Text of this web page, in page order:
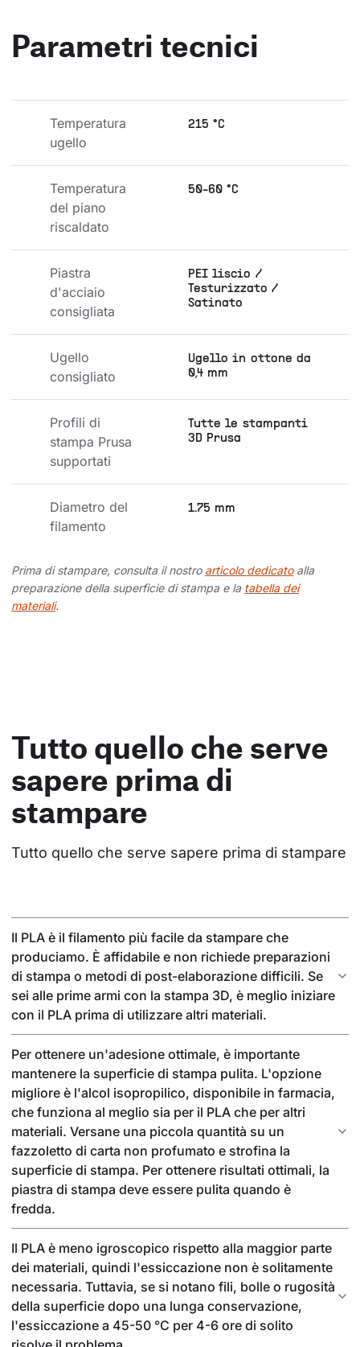
Parametri tecnici
Temperatura
ugello
215 °C
Temperatura
del piano
riscaldato
50-60 °C
Piastra
d'acciaio
consigliata
PEI liscio /
Testurizzato /
Satinato
Ugello
consigliato
Ugello in ottone da
0,4 mm
Profili di
stampa Prusa
supportati
Tutte le stampanti
3D Prusa
Diametro del
filamento
1.75 mm
Prima di stampare, consulta il nostro articolo dedicatoalla
preparazione della superficie di stampa e la tabella dei
materiali.
Tutto quello che serve
sapere prima di
stampare
Tutto quello che serve sapere prima di stampare
Il PLA è il filamento più facile da stampare che
produciamo. È affidabile e non richiede preparazioni
di stampa o metodi di post-elaborazione difficili. Se
sei alle prime armi con la stampa 3D, è meglio iniziare
con il PLA prima di utilizzare altri materiali.
Per ottenere un'adesione ottimale, è importante
mantenere la superficie di stampa pulita. L'opzione
migliore è l'alcol isopropilico, disponibile in farmacia,
che funziona al meglio sia per il PLA che per altri
materiali. Versane una piccola quantità su un
fazzoletto di carta non profumato e strofina la
superficie di stampa. Per ottenere risultati ottimali, la
piastra di stampa deve essere pulita quando è
fredda.
Il PLA è meno igroscopico rispetto alla maggior parte
dei materiali, quindi l'essiccazione non è solitamente
necessaria. Tuttavia, se si notano fili, bolle o rugosità
della superficie dopo una lunga conservazione,
l'essiccazione a 45-50 °C per 4-6 ore di solito